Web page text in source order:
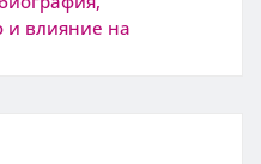
и влияние на